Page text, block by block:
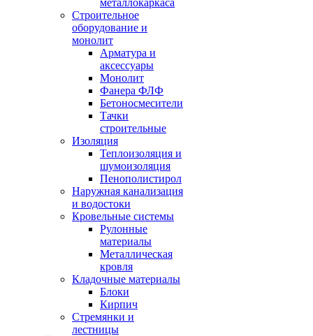
Строительное
оборудование и
монолит
Арматура и
аксессуары
Монолит
Фанера ФЛФ
Бетоносмесители
Тачки
строительные
Изоляция
Теплоизоляция и
шумоизоляция
Пенополистирол
Наружная канализация
и водостоки
Кровельные системы
Рулонные
материалы
Металлическая
кровля
Кладочные материалы
Блоки
Кирпич
Стремянки и
лестницы